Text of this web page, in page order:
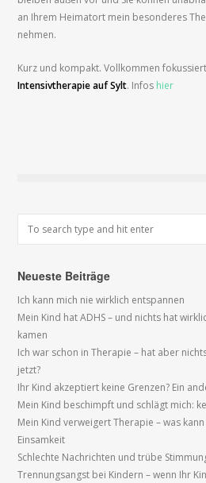
an Ihrem Heimatort mein besonderes
nehmen.
Kurz und kompakt. Vollkommen
Intensivtherapie auf Sylt. Infos hier
Neueste Beiträge
Ich kann mich nie wirklich entspannen
Mein Kind hat ADHS – und nichts hat
kamen
Ich war schon in Therapie – hat aber
jetzt?
Ihr Kind akzeptiert keine Grenzen? Ein
Mein Kind beschimpft und schlägt mich:
Mein Kind verweigert Therapie – was
Einsamkeit
Schlechte Nachrichten und trübe
Trennungsangst bei Kindern – wenn Ihr